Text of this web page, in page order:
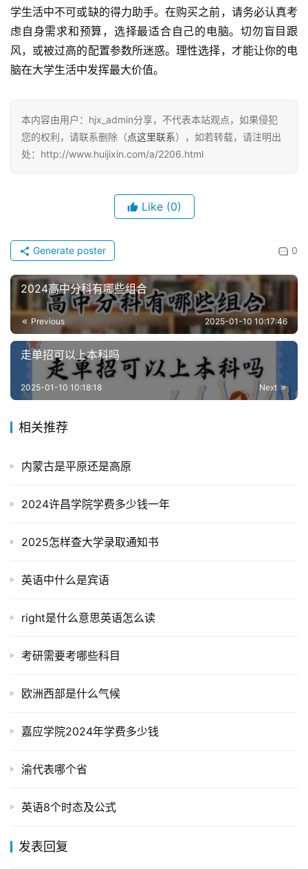
学生活中不可或缺的得力助手。在购买之前，请务必认真考
虑自身需求和预算，选择最适合自己的电脑。切勿盲目跟
风，或被过高的配置参数所迷惑。理性选择，才能让你的电
脑在大学生活中发挥最大价值。
本内容由用户：hjx_admin分享，不代表本站观点，如果侵犯
您的权利，请联系删除（点这里联系），如若转载，请注明出
处：http://www.huijixin.com/a/2206.html
Like (0)
0
Generate poster
2024高中分科有哪些组合
Previous 2025-01-10 10:17:46
走单招可以上本科吗
Next
2025-01-10 10:18:18
相关推荐
内蒙古是平原还是高原
2024许昌学院学费多少钱一年
2025怎样查大学录取通知书
英语中什么是宾语
right是什么意思英语怎么读
考研需要考哪些科目
欧洲西部是什么气候
嘉应学院2024年学费多少钱
渝代表哪个省
英语8个时态及公式
发表回复